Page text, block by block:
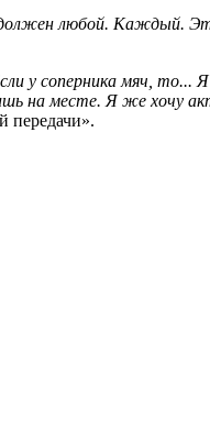
любой. Каждый.
у соперника мяч, то...
на месте. Я же хочу
передачи».